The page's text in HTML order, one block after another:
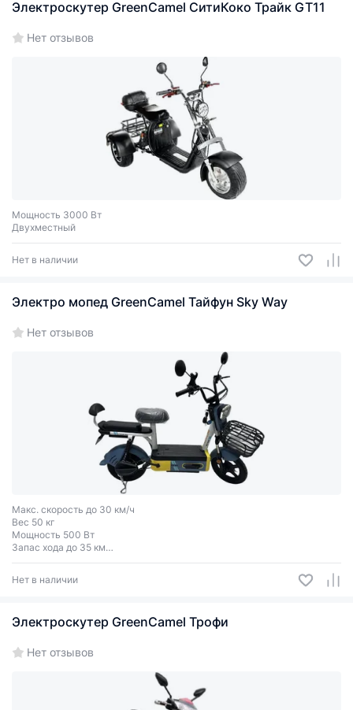
Электроскутер GreenCamel СитиКоко Трайк GT11
Нет отзывов
Мощность 3000 Вт
Двухместный
Нет в наличии
Электро мопед GreenCamel Тайфун Sky Way
Нет отзывов
Макс. скорость до 30 км/ч
Вес 50 кг
Мощность 500 Вт
Запас хода до 35 км
Грузоподъёмность до 150 кг
Нет в наличии
Электроскутер GreenCamel Трофи
Нет отзывов